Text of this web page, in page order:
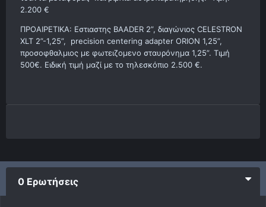
2.200 €
ΠΡΟΑΙΡΕΤΙΚΑ: Εστιαστης BAADER 2”, διαγώνιος CELESTRON
XLT 2”-1,25”, precision centering adapter ORION 1,25”,
προσοφθαλμιος με φωτειζομενο σταυρόνημα 1,25”. Τιμή
500€. Ειδική τιμή μαζί με το τηλεσκόπιο 2.500 €.
0 Ερωτήσεις